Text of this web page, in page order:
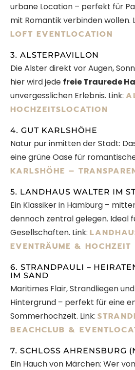
urbane Location – perfekt für
mit Romantik verbinden wollen.
LOFT EVENTLOCATION
3. ALSTERPAVILLON
Die Alster direkt vor Augen,
hier wird jede freie Traurede
unvergesslichen Erlebnis. Link:
HOCHZEITSLOCATION
4. GUT KARLSHÖHE
Natur pur inmitten der Stadt:
eine grüne Oase für
KARLSHÖHE –
5. LANDHAUS WALTER IM
Ein Klassiker in Hamburg –
dennoch zentral gelegen. Ideal
Gesellschaften. Link:
EVENTRÄUME & HOCHZEIT
6. STRANDPAULI –
M SAND
Maritimes Flair, Strandliegen
Hintergrund – perfekt für eine
Sommerhochzeit. Link:
BEACHCLUB &
7. SCHLOSS AHRENSBURG
Ein Hauch von Märchen: Wer